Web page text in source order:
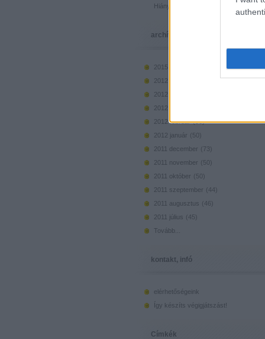
Hiányzó elemek beszerzése
archívum
2015 március
2012 május
2012 április
2012 március
2012 február (50)
2012 január ( 50)
2011 december ( 73)
2011 november ( 50)
2011 október ( 50)
2011 szeptember ( 44)
2011 augusztus ( 46 )
2011 július ( 45)
Tovább
kontakt, infó
elérhetőségeink
Így készíts végigjátszást!
Címkék